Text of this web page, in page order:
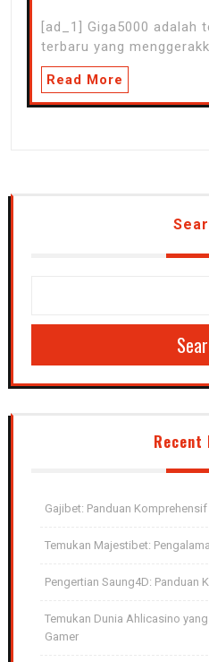
[ad_1] Giga5000 adalah
terbaru yang
Read More
Recent
Gajibet: Panduan
Temukan Majestibet:
Pengertian Saung4D: Panduan
Temukan Dunia Ahlicasino
Gamer